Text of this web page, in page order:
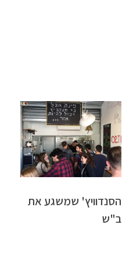
הסנדוויץ' שמשגע את
ב"ש